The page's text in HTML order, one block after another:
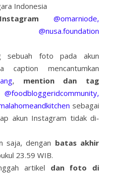
Indonesia
@omarniode,
@nusa.foundation
sebuah foto pada akun
caption mencantumkan
, mention dan tag
sebagai
akun Instagram tidak di-
saja, dengan batas akhir
23.59 WIB.
artikel dan foto di